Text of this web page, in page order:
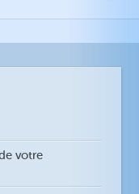
votre